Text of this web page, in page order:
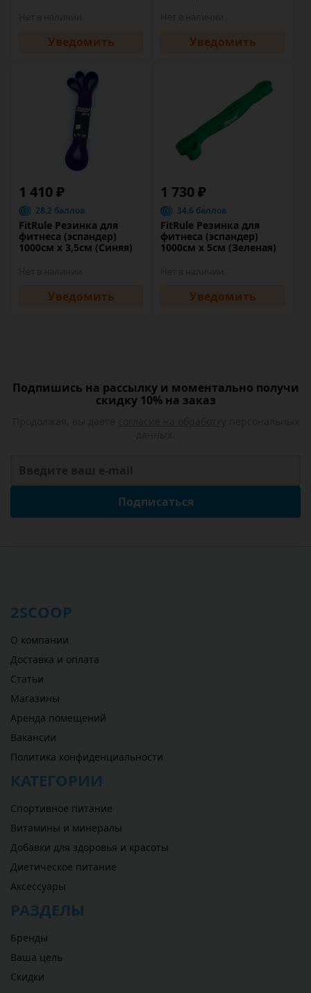
Уведомить Уведомить
1 410 ₽
28.2 баллов
FitRule Резинка для
фитнеса (эспандер)
1000см х 3,5см (Синяя)
Уведомить
1 730 ₽
34.6 баллов
FitRule Резинка для
фитнеса (эспандер)
1000см х 5см (Зеленая)
Уведомить
Подпишись на рассылку и моментально получи
скидку 10% на заказ
Подписаться
2SCOOP
О компании
Доставка и оплата
Статьи
Магазины
Аренда помещений
Вакансии
Политика конфиденциальности
КАТЕГОРИИ
Спортивное питание
Витамины и минералы
Добавки для здоровья и красоты
Диетическое питание
Аксессуары
РАЗДЕЛЫ
Бренды
Ваша цель
Скидки